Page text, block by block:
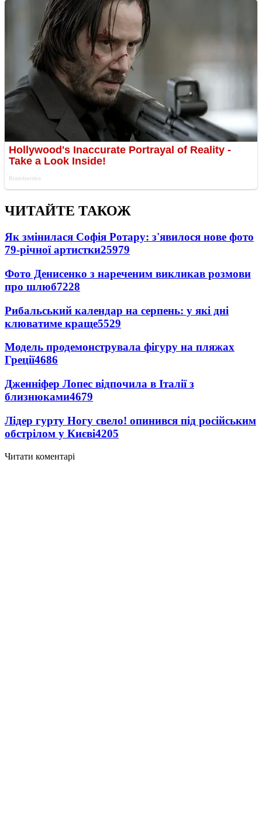
ЧИТАЙТЕ ТАКОЖ
Як змінилася Софія Ротару: з'явилося нове фото
79-річної артистки25979
Фото Денисенко з нареченим викликав розмови
про шлюб7228
Рибальський календар на серпень: у які дні
клюватиме краще5529
Модель продемонструвала фігуру на пляжах
Греції4686
Дженніфер Лопес відпочила в Італії з
близнюками4679
Лідер гурту Ногу свело! опинився під російським
обстрілом у Києві4205
Читати коментарі